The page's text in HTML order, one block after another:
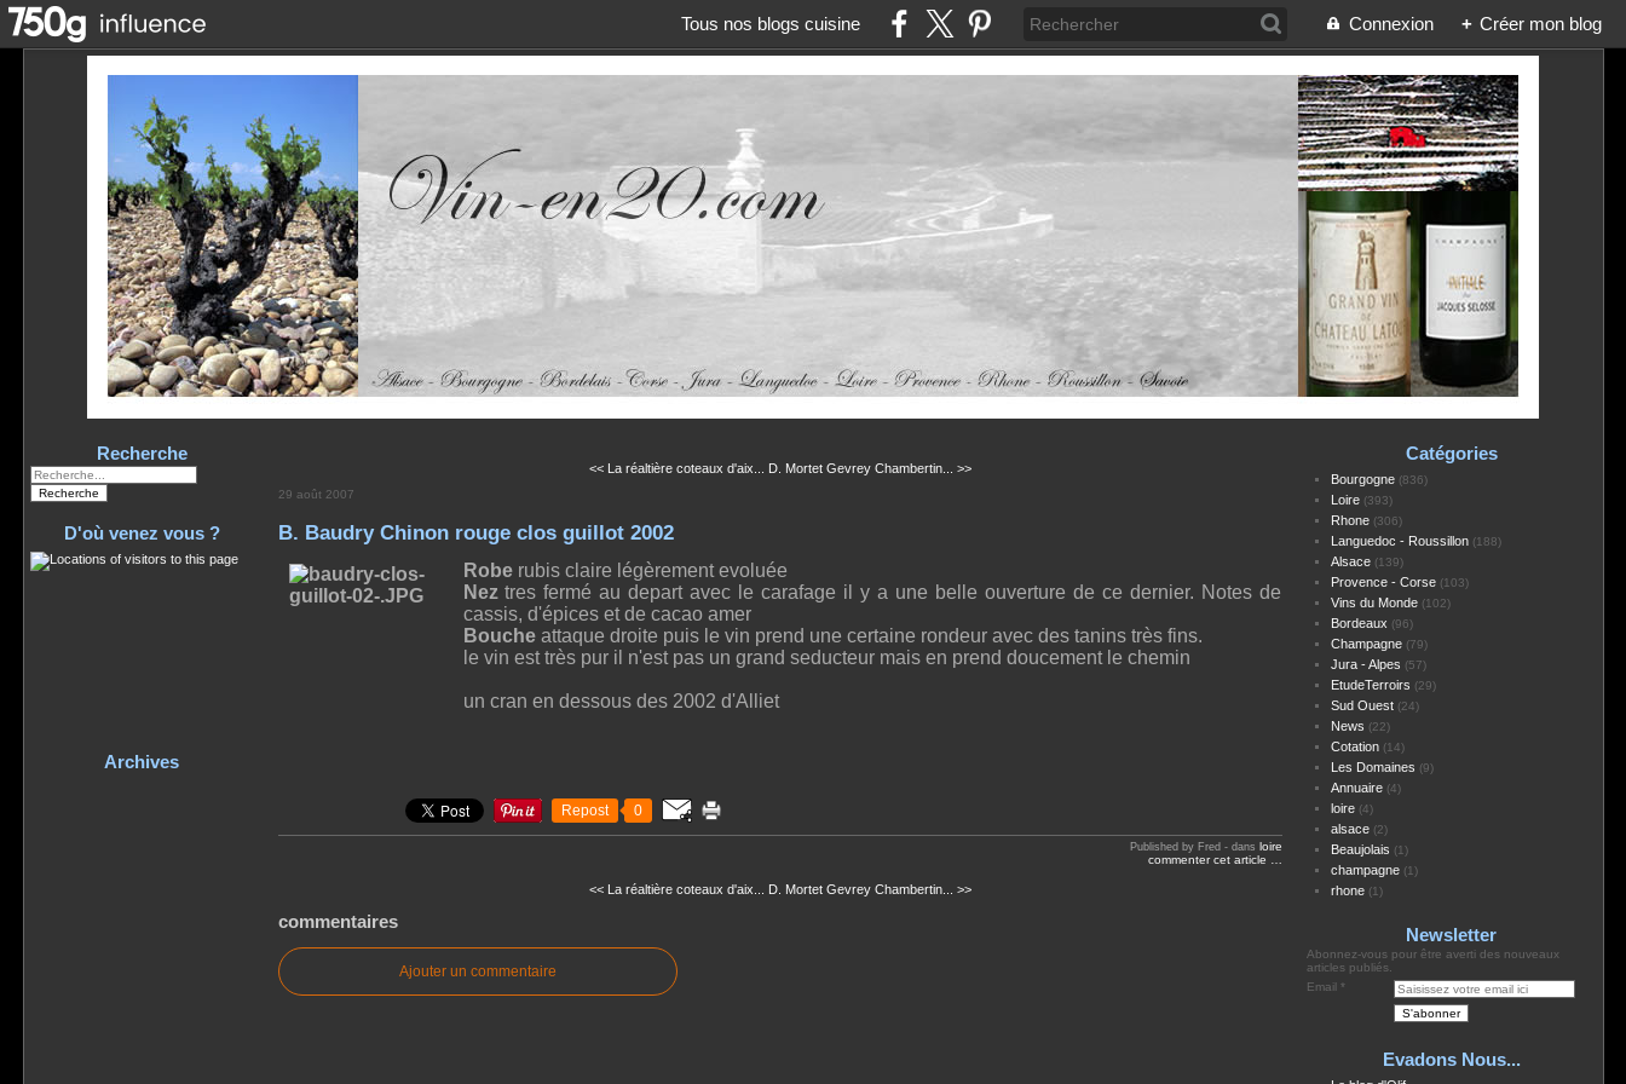
Tous nos blogs cuisine Connexion + Créer mon blog
Recherche
D'où venez vous ?
Archives
<< La réaltière coteaux d'aix... D. Mortet Gevrey Chambertin... >>
29 août 2007
B. Baudry Chinon rouge clos guillot 2002
Roberubis claire légèrement evoluée
Neztres fermé au depart avec le carafage il y a une belle ouverture de ce dernier. Notes de
cassis, d'épices et de cacao amer
Boucheattaque droite puis le vin prend une certaine rondeur avec des tanins très fins.
le vin est très pur il n'est pas un grand seducteur mais en prend doucement le chemin
un cran en dessous des 2002 d'Alliet
Repost 0
Published by Fred -dans loire
commenter cet article
<< La réaltière coteaux d'aix... D. Mortet Gevrey Chambertin... >>
commentaires
Ajouter un commentaire
Catégories
Bourgogne(836)
Loire(393)
Rhone(306)
Languedoc - Roussillon(188)
Alsace(139)
Provence - Corse(103)
Vins du Monde(102)
Bordeaux (96)
Champagne(79)
Jura - Alpes (57)
EtudeTerroirs (29)
Sud Ouest(24)
News (22)
Cotation(14)
Les Domaines (9)
Annuaire(4)
loire(4)
alsace(2)
Beaujolais (1)
champagne(1)
rhone(1)
Newsletter
Abonnez-vous pour être averti des nouveaux
articles publiés.
Email
Evadons Nous...